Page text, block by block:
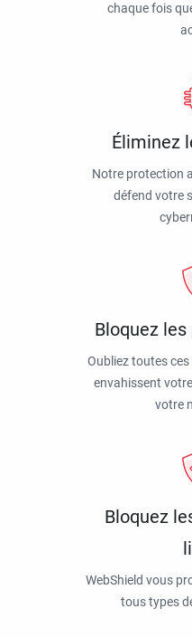
chaque fois
Éliminez
Notre protection
défend votre
Bloquez
Oubliez toutes
envahissent
votre
Bloquez
WebShield vous
tous types